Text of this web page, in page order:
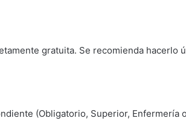
gratuita. Se recomienda hacerlo
(Obligatorio, Superior, Enfermería